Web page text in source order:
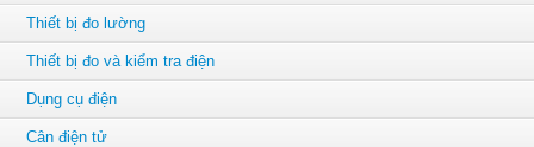
Thiết bị đo lường
Thiết bị đo và kiểm tra điện
Dụng cụ điện
Cân điện tử